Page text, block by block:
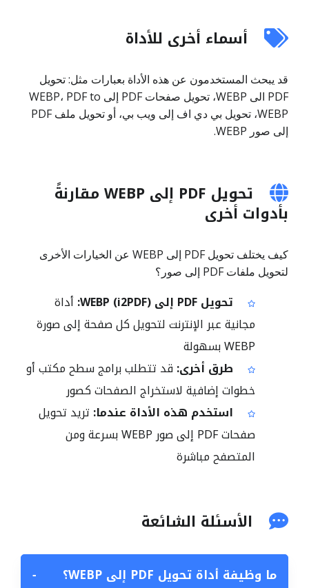
أسماء أخرى للأداة
قد يبحث المستخدمون عن هذه الأداة بعبارات مثل: تحويل
PDF الى WEBP، تحويل صفحات PDF إلى WEBP، PDF to
WEBP، تحويل بي دي اف إلى ويب بي، أو تحويل ملف PDF
إلى صور WEBP.
تحويل PDF إلى WEBP مقارنةً
بأدوات أخرى
كيف يختلف تحويل PDF إلى WEBP عن الخيارات الأخرى
لتحويل ملفات PDF إلى صور؟
تحويل PDF إلى WEBP (i2PDF):
أداة
مجانية عبر الإنترنت لتحويل كل صفحة إلى صورة
WEBP بسهولة
طرق أخرى: قد تتطلب برامج سطح مكتب أو
خطوات إضافية لاستخراج الصفحات كصور
استخدم هذه الأداة عندما: تريد تحويل
صفحات PDF إلى صور WEBP بسرعة ومن
المتصفح مباشرة
الأسئلة الشائعة
ما وظيفة أداة تحويل PDF إلى WEBP؟ −